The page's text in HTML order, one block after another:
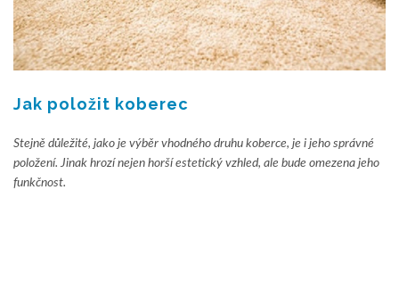
Jak položit koberec
Stejně důležité, jako je výběr vhodného druhu koberce, je i jeho správné
položení. Jinak hrozí nejen horší estetický vzhled, ale bude omezena jeho
funkčnost.